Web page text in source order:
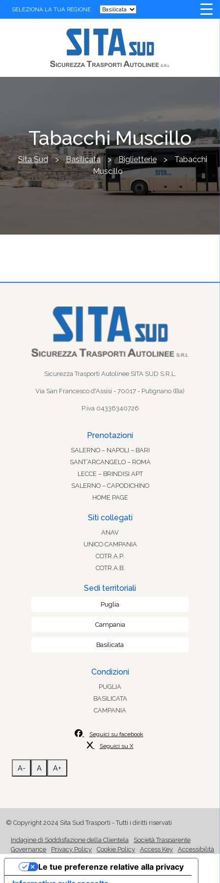
SELEZIONA LA TUA REGIONE
Tabacchi Muscillo
Sita Sud > Basilicata > Biglietterie >
Tabacchi
Muscillo
Sicurezza Trasporti Autolinee SITA SUD S.R.L.
Via San Francesco d'Assisi - 70017 - Putignano (Ba)
P.iva 04336340726
Prenotazioni
SALERNO – NAPOLI – BARI
SANT’ARCANGELO – ROMA
LECCE – BRINDISI APT
SALERNO – CAPODICHINO
HOME PAGE
Siti collegati
ANAV
UNICO CAMPANIA
COTR.A.P.
COTR.A.B.
Sedi territoriali
Puglia
Campania
Basilicata
Condizioni
PUGLIA
BASILICATA
CAMPANIA
Seguici su facebook
Seguici su X
A- A A+
© Copyright 2024 Sita Sud Trasporti - Tutti i diritti riservati
Indagine di Soddisfazione della Clientela
Società Trasparente
Governance
Privacy Policy Cookie Policy Access Key Accessibilità
Le tue preferenze relative alla privacy